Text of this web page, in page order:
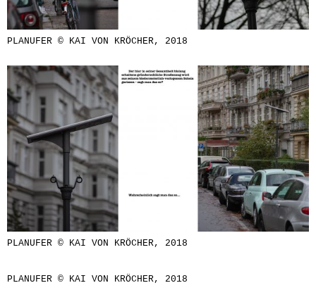
PLANUFER © KAI VON KRÖCHER, 2018
PLANUFER © KAI VON KRÖCHER, 2018
PLANUFER © KAI VON KRÖCHER, 2018